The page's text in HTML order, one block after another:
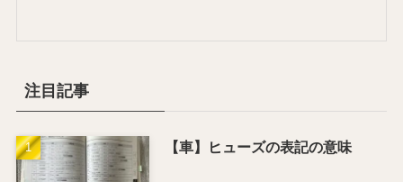
注目記事
【車】ヒューズの表記の意味